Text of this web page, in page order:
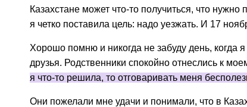
Казахстане может что-то получиться, что
я четко поставила цель: надо уезжать. И 17
Хорошо помню и никогда не забуду день, когда
друзья. Родственники спокойно отнеслись к
я что-то решила, то отговаривать меня
Они пожелали мне удачи и понимали, что в